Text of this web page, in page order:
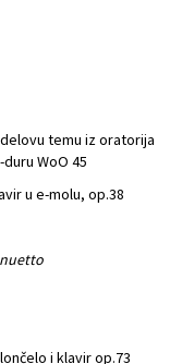
temu iz oratorija
WoO 45
u e-molu, op.38
i klavir op.73